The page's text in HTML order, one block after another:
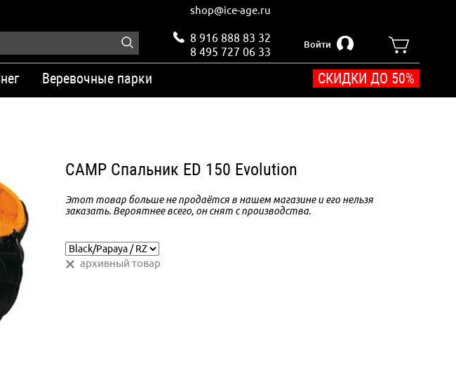
shop@ice-age.ru
8 916 888 83 32
8 495 727 06 33
Войти
Веревочные парки СКИДКИ ДО 50%
CAMP Спальник ED 150 Evolution
Этот товар больше не продаётся в нашем магазине и его нельзя
заказать. Вероятнее всего, он снят с производства.
архивный товар